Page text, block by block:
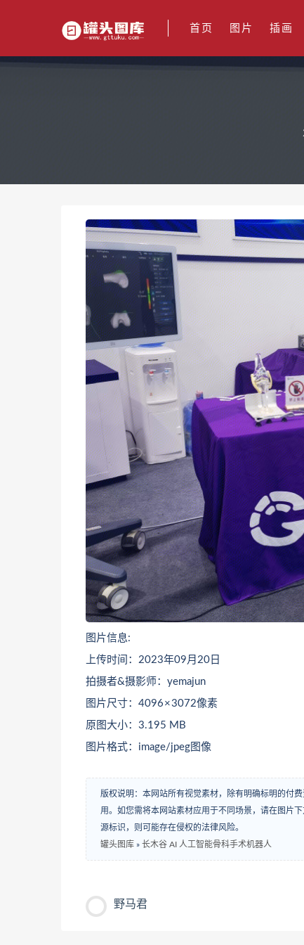
首页 图片 插画
图片信息:
上传时间：2023年09月20日
拍摄者&摄影师：yemajun
图片尺寸：4096 × 3072像素
原图大小：3.195 MB
图片格式：image/jpeg图像
版权说明：本网站所有视觉素材，除有明确标明的付
用。如您需将本网站素材应用于不同场景，请在图片
源标识，则可能存在侵权的法律风险。
罐头图库 » 长木谷 AI 人工智能骨科手术机器人
野马君